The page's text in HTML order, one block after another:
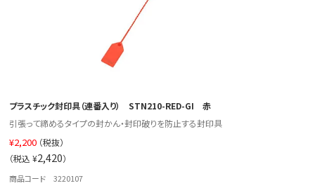
プラスチック封印具（連番入り） STN210-RED-GI 赤
引張って締めるタイプの封かん・封印破りを防止する封印具
¥2,200 （税抜）
（税込 ¥2,420）
商品コード 3220107